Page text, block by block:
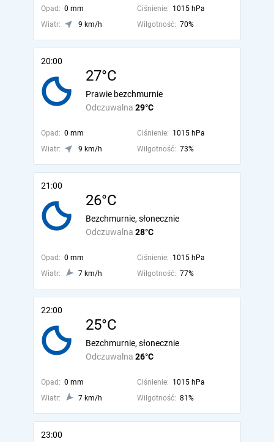
Opad: 0 mm Ciśnienie: 1015 hPa
Wiatr:
9 km/h Wilgotność: 70%
20:00
27°C
Odczuwalna 29°C
Prawie bezchmurnie
Opad: 0 mm Ciśnienie: 1015 hPa
Wiatr:
9 km/h Wilgotność: 73%
21:00
26°C
Odczuwalna 28°C
Bezchmurnie, słonecznie
Opad: 0 mm Ciśnienie: 1015 hPa
Wiatr:
7 km/h Wilgotność: 77%
22:00
25°C
Odczuwalna 26°C
Bezchmurnie, słonecznie
Opad: 0 mm Ciśnienie: 1015 hPa
Wiatr:
7 km/h Wilgotność: 81%
23:00